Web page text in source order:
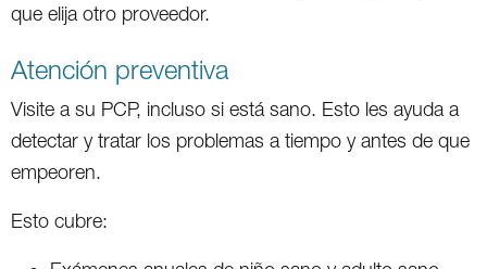
que elija otro proveedor.
Atención preventiva
Visite a su PCP, incluso si está sano. Esto les ayuda a
detectar y tratar los problemas a tiempo y antes de que
empeoren.
Esto cubre: